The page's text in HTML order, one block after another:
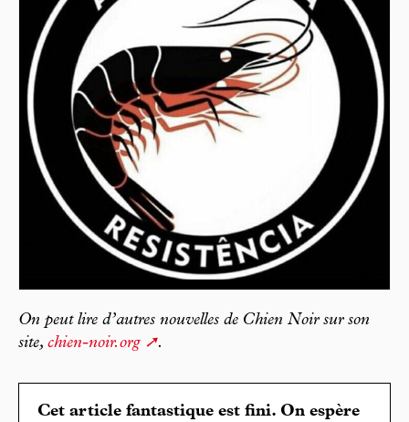
On peut lire d’autres nouvelles de Chien Noir sur son
site, chien-noir.org .
Cet article fantastique est fini. On espère